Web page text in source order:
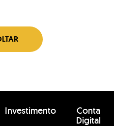
Investimento
Conta
Digital